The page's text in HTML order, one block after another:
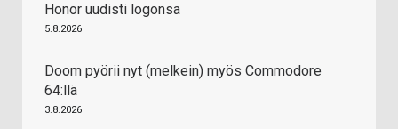
Honor uudisti logonsa
5.8.2026
Doom pyörii nyt (melkein) myös Commodore
64:llä
3.8.2026